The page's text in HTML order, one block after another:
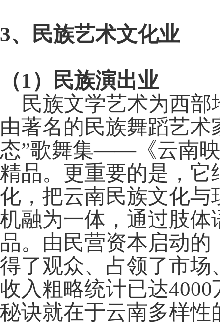
3、民族艺术文化业
（1）民族演出业
民族文学艺术为西部
由著名的民族舞蹈艺
态”歌舞集——《云南
精品。更重要的是，
化，把云南民族文化
机融为一体，通过肢
品。由民营资本启动
得了观众、占领了市场
收入粗略统计已达
秘诀就在于云南多样性